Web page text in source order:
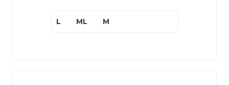
L ML M